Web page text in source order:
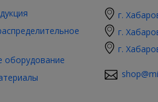
оборудование
г.
г.
г.